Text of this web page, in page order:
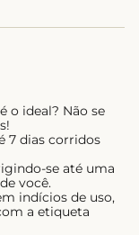
o ideal? Não se
7 dias corridos
se até uma
você.
indícios de uso,
a etiqueta